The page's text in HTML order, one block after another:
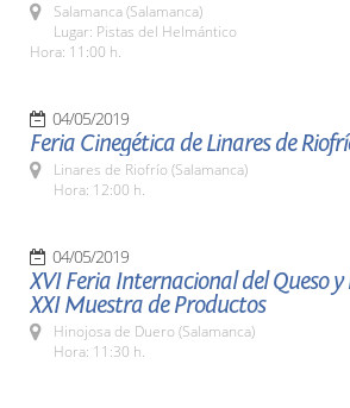
Salamanca (Salamanca)
Lugar: Pistas del Helmántico
Hora: 11:00 h.
04/05/2019
Feria Cinegética de Linares de
Linares de Riofrío (Salamanca)
Hora: 12:00 h.
04/05/2019
XVI Feria Internacional del Queso y
XXI Muestra de Productos
Hinojosa de Duero (Salamanca)
Hora: 11:30 h.